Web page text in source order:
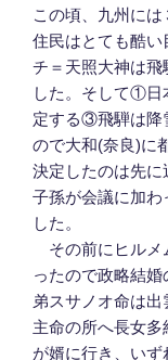
この頃、九州に
住民はとても酷
チ＝天照大神は飛
した。そして①日
定する③飛騨は降
ので大和(奈良)に
決定したのは先
子孫が会議に加わ
した。
その前にヒルメ
ったので政略結婚
弟スサノオ命は
主命の所へ長女
が婿に行き、い